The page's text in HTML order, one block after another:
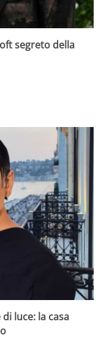
segreto della
luce: la casa